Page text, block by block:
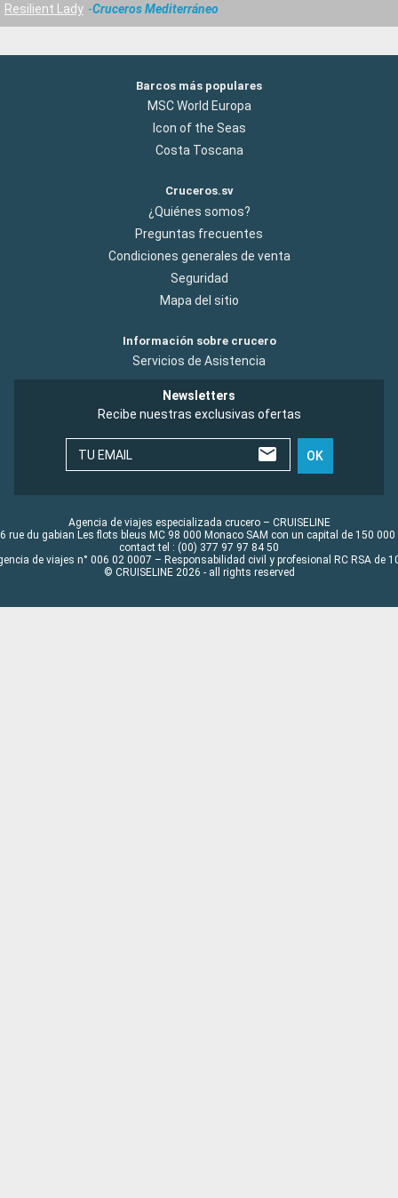
Resilient Lady
Cruceros Mediterráneo
Barcos más populares
MSC World Europa
Icon of the Seas
Costa Toscana
Cruceros.sv
¿Quiénes somos?
Preguntas frecuentes
Condiciones generales de venta
Seguridad
Mapa del sitio
Información sobre crucero
Servicios de Asistencia
Newsletters
Recibe nuestras exclusivas ofertas
TU EMAIL OK
Agencia de viajes especializada crucero – CRUISELINE
rue du gabian Les flots bleus MC 98 000 Monaco SAM con un capital de 150 000
contact tel : (00) 377 97 97 84 50
de viajes n° 006 02 0007 – Responsabilidad civil y profesional RC RSA de
© CRUISELINE 2026 - all rights reserved